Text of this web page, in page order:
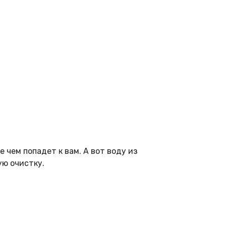
чем попадет к вам. А вот воду из
очистку.